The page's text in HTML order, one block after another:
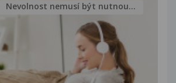
Nevolnost nemusí být nutnou...